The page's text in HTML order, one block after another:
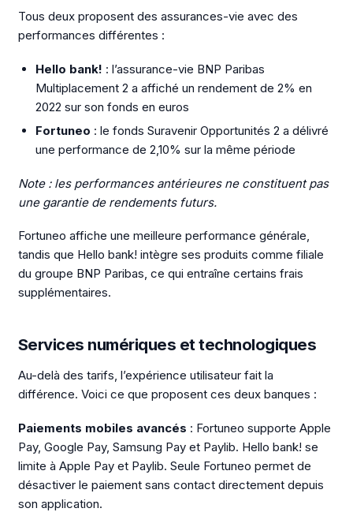
Tous deux proposent des assurances-vie avec des
performances différentes :
Hello bank! : l’assurance-vie BNP Paribas
Multiplacement 2 a affiché un rendement de 2% en
2022 sur son fonds en euros
Fortuneo : le fonds Suravenir Opportunités 2 a délivré
une performance de 2,10% sur la même période
Note : les performances antérieures ne constituent pas
une garantie de rendements futurs.
Fortuneo affiche une meilleure performance générale,
tandis que Hello bank! intègre ses produits comme filiale
du groupe BNP Paribas, ce qui entraîne certains frais
supplémentaires.
Services numériques et technologiques
Au-delà des tarifs, l’expérience utilisateur fait la
différence. Voici ce que proposent ces deux banques :
Paiements mobiles avancés : Fortuneo supporte Apple
Pay, Google Pay, Samsung Pay et Paylib. Hello bank! se
limite à Apple Pay et Paylib. Seule Fortuneo permet de
désactiver le paiement sans contact directement depuis
son application.